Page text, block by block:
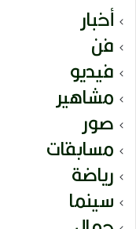
أخبار
فن
فيديو
مشاهير
صور
مسابقات
رياضة
سينما